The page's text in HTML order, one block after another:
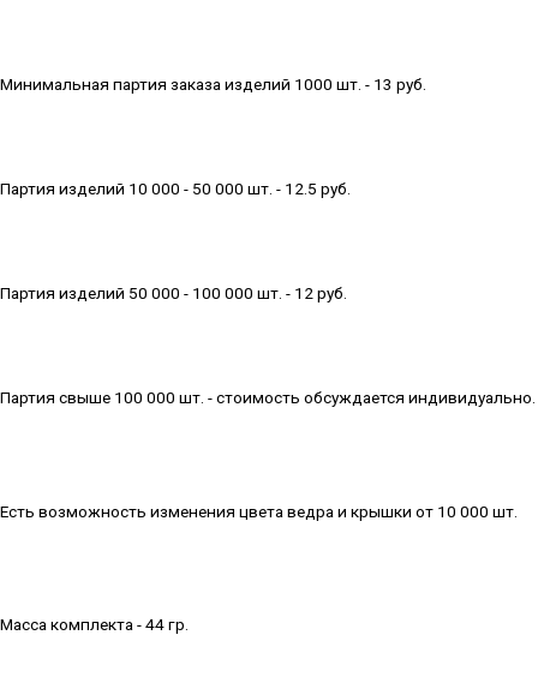
Минимальная партия заказа изделий 1000 шт. - 13 руб.
Партия изделий 10 000 - 50 000 шт. - 12.5 руб.
Партия изделий 50 000 - 100 000 шт. - 12 руб.
Партия свыше 100 000 шт. - стоимость обсуждается индивидуально.
Есть возможность изменения цвета ведра и крышки от 10 000 шт.
Масса комплекта - 44 гр.